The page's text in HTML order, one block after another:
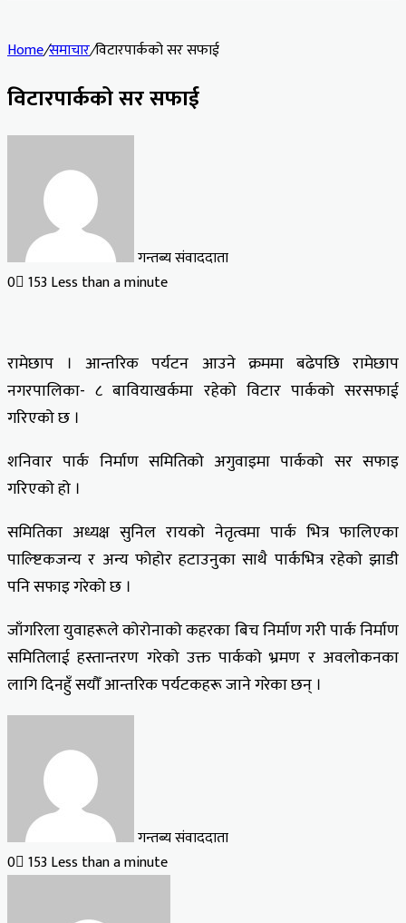
Home/समाचार/विटारपार्कको सर सफाई
विटारपार्कको सर सफाई
गन्तब्य संवाददाता
0 153 Less than a minute
रामेछाप । आन्तरिक पर्यटन आउने क्रममा बढेपछि रामेछाप
नगरपालिका- ८ बावियाखर्कमा रहेको विटार पार्कको सरसफाई
गरिएको छ ।
शनिवार पार्क निर्माण समितिको अगुवाइमा पार्कको सर सफाइ
गरिएको हो ।
समितिका अध्यक्ष सुनिल रायको नेतृत्वमा पार्क भित्र फालिएका
पाल्ष्टिकजन्य र अन्य फोहोर हटाउनुका साथै पार्कभित्र रहेको झाडी
पनि सफाइ गरेको छ ।
जाँगरिला युवाहरूले कोरोनाको कहरका बिच निर्माण गरी पार्क निर्माण
समितिलाई हस्तान्तरण गरेको उक्त पार्कको भ्रमण र अवलोकनका
लागि दिनहुँ सयौँ आन्तरिक पर्यटकहरू जाने गरेका छन् ।
गन्तब्य संवाददाता
0 153 Less than a minute